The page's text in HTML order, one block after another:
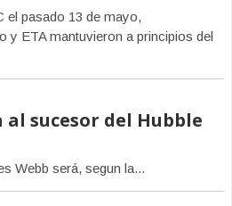
el pasado 13 de mayo,
y ETA mantuvieron a principios del
al sucesor del Hubble
Webb será, segun la...